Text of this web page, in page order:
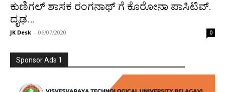
ಕುಣಿಗಲ್ ಶಾಸಕ ರಂಗನಾಥ್ ಗೆ ಕೊರೋನಾ ಪಾಸಿಟಿವ್.
ದೃಢ…
JK Desk - 06/07/2020 0
Sponsor Ads 1